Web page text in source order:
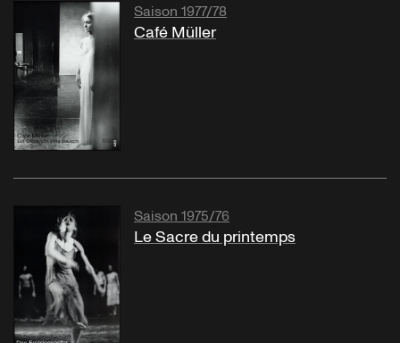
Saison 1977/78
Café Müller
Saison 1975/76
Le Sacre du printemps